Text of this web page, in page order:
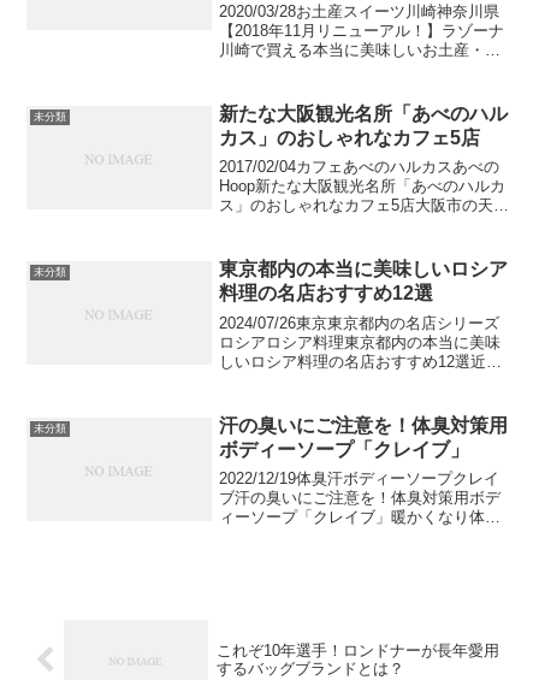
2020/03/28お土産スイーツ川崎神奈川県
【2018年11月リニューアル！】ラゾーナ
川崎で買える本当に美味しいお土産・ス
中で4分の1を占める、お菓子や惣菜を
販...
未分類
新たな大阪観光名所「あべのハル
カス」のおしゃれなカフェ5店
2017/02/04カフェあべのハルカスあべの
Hoop新たな大阪観光名所「あべのハルカ
ス」のおしゃれなカフェ5店大阪市の天王
す。スカイガーデン300、メゾンカイザ
ー、...
未分類
東京都内の本当に美味しいロシア
料理の名店おすすめ12選
2024/07/26東京東京都内の名店シリーズ
ロシアロシア料理東京都内の本当に美味
しいロシア料理の名店おすすめ12選近
トロガノフなど代表的な料理の名前は耳
にしたことがあ...
未分類
汗の臭いにご注意を！体臭対策用
ボディーソープ「クレイブ」
2022/12/19体臭汗ボディーソープクレイ
ブ汗の臭いにご注意を！体臭対策用ボデ
ィーソープ「クレイブ」暖かくなり体に
これぞ10年選手！ロンドナーが長年愛用
するバッグブランドとは？